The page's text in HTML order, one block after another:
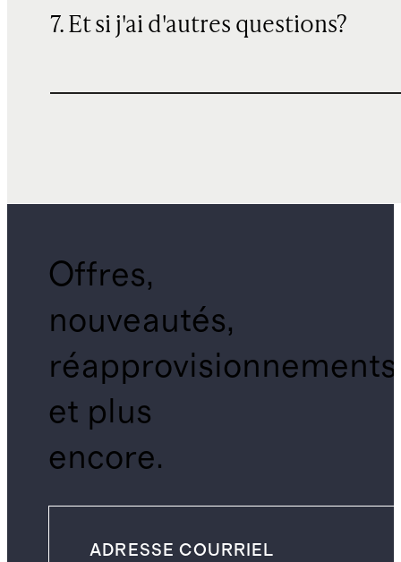
7. Et si j'ai d'autres questions?
Offres,
nouveautés,
réapprovisionnements
et plus
encore.